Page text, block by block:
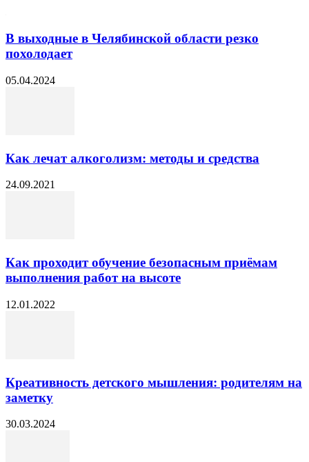
В выходные в Челябинской области резко
похолодает
05.04.2024
Как лечат алкоголизм: методы и средства
24.09.2021
Как проходит обучение безопасным приёмам
выполнения работ на высоте
12.01.2022
Креативность детского мышления: родителям на
заметку
30.03.2024